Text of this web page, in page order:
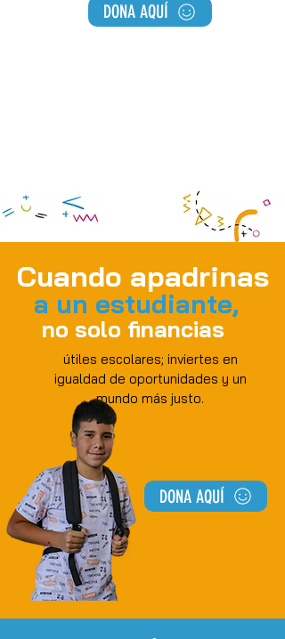
DONA AQUÍ
Cuando apadrinas
a un estudiante,
no solo financias
útiles escolares; inviertes en
igualdad de oportunidades y un
mundo más justo.
DONA AQUÍ